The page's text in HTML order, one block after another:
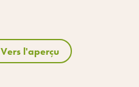
Vers l'aperçu